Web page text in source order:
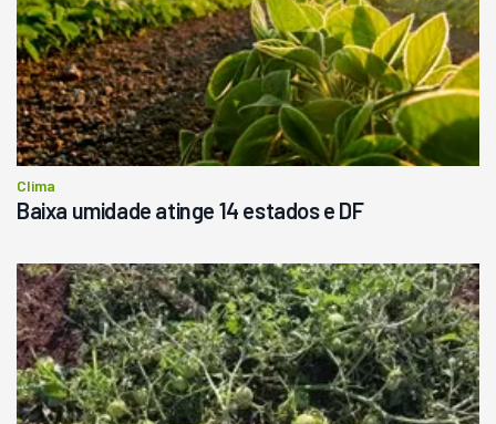
Clima
Baixa umidade atinge 14 estados e DF